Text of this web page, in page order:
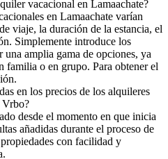
vacacional en Lamaachate?
en Lamaachate varían
viaje, la duración de la estancia, el
Simplemente introduce los
amplia gama de opciones, ya
familia o en grupo. Para obtener el
en los precios de los alquileres
Vrbo?
desde el momento en que inicia
añadidas durante el proceso de
con facilidad y